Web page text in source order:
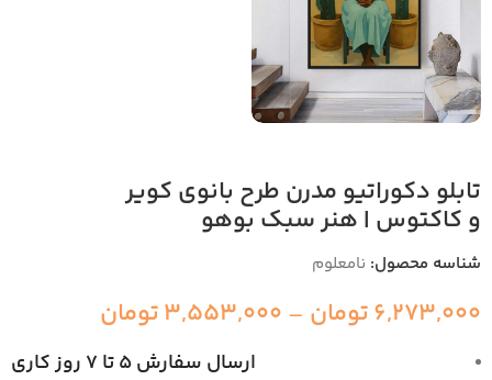
تابلو دکوراتیو مدرن طرح بانوی کویر
و کاکتوس | هنر سبک بوهو
شناسه محصول: نامعلوم
6,273,000تومان –
3,553,000تومان
ارسال سفارش 5 تا 7 روز کاری